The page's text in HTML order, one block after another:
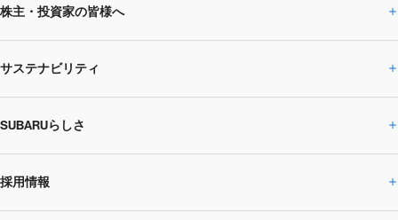
SUBARUのありたい姿
SUBARU 2025方針
事業所・関係会社
ニュースルームトップ
ニュースリリース
閉じる
株主・投資家の皆様へ
株主・投資家の皆様へトップ
企業・経営
IRライブラリー
サステナビリティ
サステナビリティトップ
CEOサステナビリティ
SUBARUらしさ
SUBARUらしさトップ
採用情報